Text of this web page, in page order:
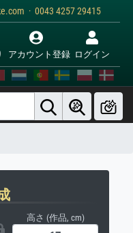
· 0043 4257 29415
アカウント登録 ログイン
高さ (作品, cm)